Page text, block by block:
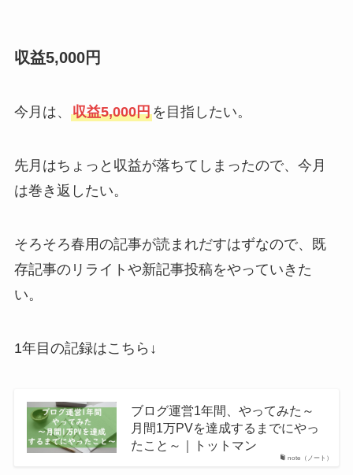
収益5,000円
今月は、 収益5,000円を目指したい。
先月はちょっと収益が落ちてしまったので、今月
は巻き返したい。
そろそろ春用の記事が読まれだすはずなので、既
存記事のリライトや新記事投稿をやっていきた
い。
1年目の記録はこちら↓
note（ノート）
ブログ運営1年間、やってみた～
月間1万PVを達成するまでにやっ
たこと～｜トットマン